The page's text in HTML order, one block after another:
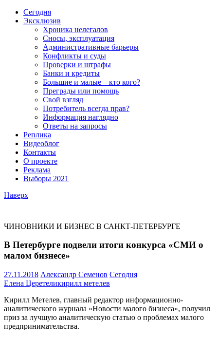
Сегодня
Эксклюзив
Хроника нелегалов
Сносы, эксплуатация
Административные барьеры
Конфликты и суды
Проверки и штрафы
Банки и кредиты
Большие и малые – кто кого?
Преграды или помощь
Свой взгляд
Потребитель всегда прав?
Информация наглядно
Ответы на запросы
Реплика
Видеоблог
Контакты
О проекте
Реклама
Выборы 2021
Наверх
ЧИНОВНИКИ И БИЗНЕС В САНКТ-ПЕТЕРБУРГЕ
В Петербурге подвели итоги конкурса «СМИ о
малом бизнесе»
27.11.2018 Александр Семенов Сегодня
Елена Церетеликирилл метелев
Кирилл Метелев, главный редактор информационно-
аналитического журнала «Новости малого бизнеса», получил
приз за лучшую аналитическую статью о проблемах малого
предпринимательства.